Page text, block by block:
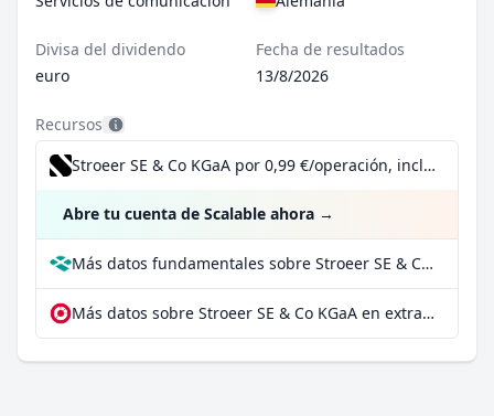
Divisa del dividendo
euro
Fecha de resultados
13/8/2026
Recursos
Stroeer SE & Co KGaA por 0,99 €/operación, incluido el Dividend Reinvestment Plan
Abre tu cuenta de Scalable ahora →
Más datos fundamentales sobre Stroeer SE & Co KGaA en Parqet
Más datos sobre Stroeer SE & Co KGaA en extraETF